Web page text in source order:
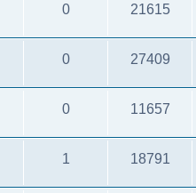
0 21615
0 27409
0 11657
1 18791